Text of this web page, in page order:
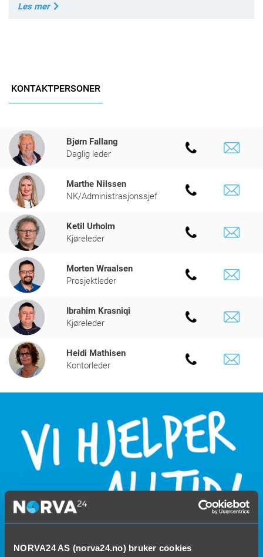
NORVA24 AS (norva24.no) bruker cookies
Les mer
KONTAKTPERSONER
Bjørn Fallang
Daglig leder
Marthe Nilssen
NK/Administrasjonssjef
Ketil Urholm
Kjøreleder
Morten Wraalsen
Prosjektleder
Ibrahim Krasniqi
Kjøreleder
Heidi Mathisen
Kontorleder